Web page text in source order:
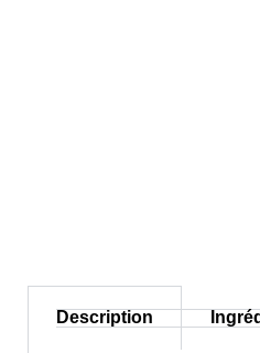
Description